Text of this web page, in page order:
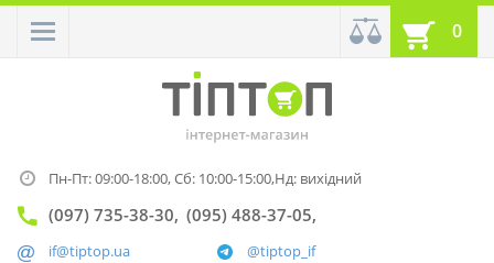
0
Пн-Пт: 09:00-18:00,Сб: 10:00-15:00,Нд: вихідний
(097) 735-38-30 (095) 488-37-05
@tiptop_if
if@tiptop.ua